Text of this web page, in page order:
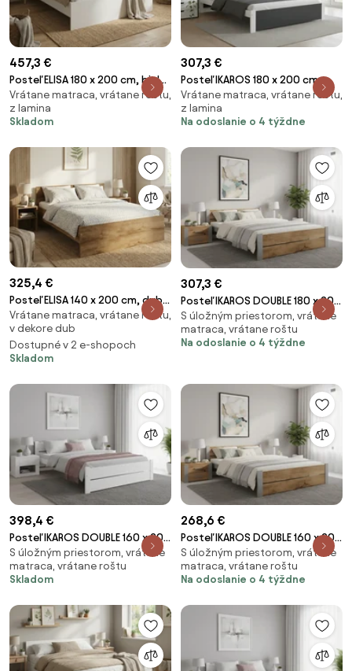
457,3 €
Posteľ ELISA 180 x 200 cm, biela
Rošt: S latkovým roštom,
Matrac: Matrac COCO MAXI 20
cm
Vrátane matraca, vrátane roštu,
z lamina
Skladom
307,3 €
Posteľ IKAROS 180 x 200 cm,
antracitová/biela Rošt: S
latkovým roštom, Matrac:
Matrac DELUXE 10 cm
Vrátane matraca, vrátane roštu,
z lamina
Na odoslanie o 4 týždne
325,4 €
Posteľ ELISA 140 x 200 cm, dub
artisan Rošt: S lamelovým
roštom, Matrac: Matrac
SOMMERA 18 cm
Vrátane matraca, vrátane roštu,
v dekore dub
Dostupné v 2 e-shopoch
Skladom
307,3 €
Posteľ IKAROS DOUBLE 180 x 200
cm, dub artisan/sivá Rošt: S
latkovým roštom, Matrac:
Matrac DELUXE 10 cm
S úložným priestorom, vrátane
matraca, vrátane roštu
Na odoslanie o 4 týždne
398,4 €
Posteľ IKAROS DOUBLE 160 x 200
cm, biela Rošt: S lamelovým
roštom, Matrac: Matrac
COCO MAXI 20 cm
S úložným priestorom, vrátane
matraca, vrátane roštu
Skladom
268,6 €
Posteľ IKAROS DOUBLE 160 x 200
cm, dub artisan/sivá Rošt: S
lamelovým roštom, Matrac:
Matrac DELUXE 10 cm
S úložným priestorom, vrátane
matraca, vrátane roštu
Na odoslanie o 4 týždne